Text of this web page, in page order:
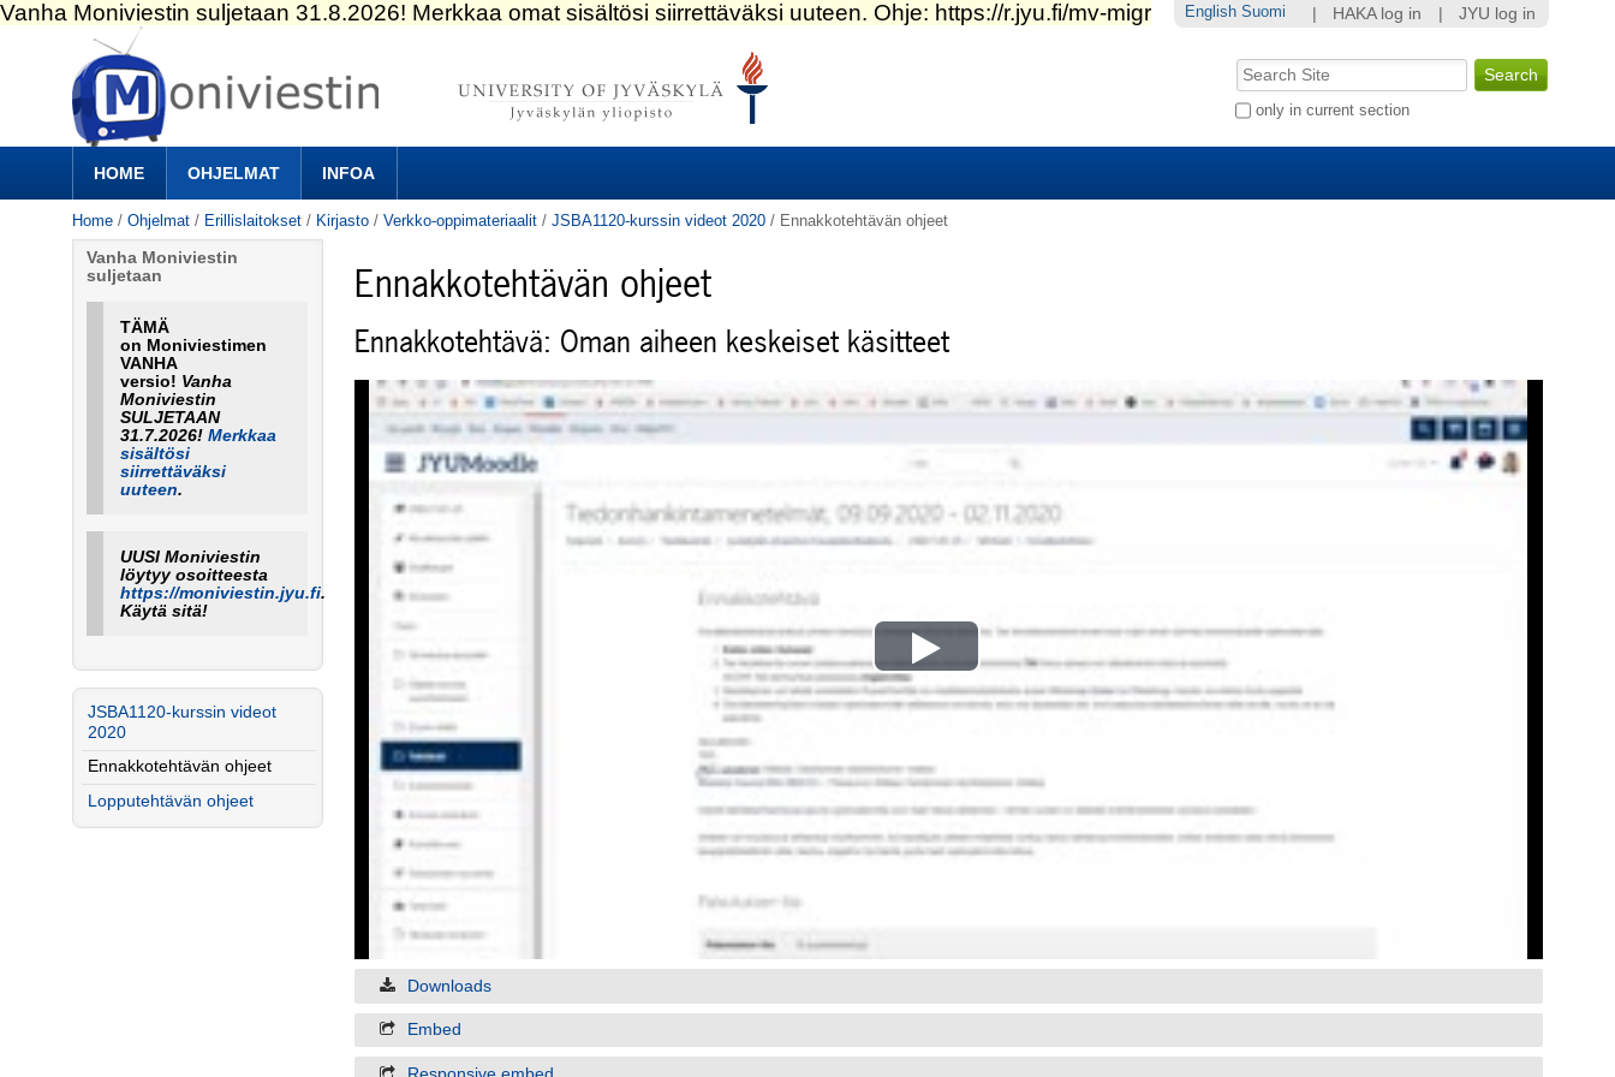
Skip
content.
|
Skip
to
navigation
HOME OHJELMAT INFOA
Search Site
only in current section
Advanced
Home /Ohjelmat / Erillislaitokset / Kirjasto /Verkko-oppimateriaalit /JSBA1120-kurssin videot 2020 / Ennakkotehtävän ohjeet
Ennakkotehtävän ohjeet
Ennakkotehtävä: Oman aiheen keskeiset käsitteet
Play
Downloads
Embed
Vanha Moniviestin
suljetaan
TÄMÄ
on Moniviestimen
VANHA
versio! Vanha
Moniviestin
SULJETAAN
31.7.2026! Merkkaa
sisältösi
siirrettäväksi
uuteen.
UUSI Moniviestin
löytyy osoitteesta
https://moniviestin.jyu.fi.
Käytä sitä!
JSBA1120-kurssin videot
2020
Ennakkotehtävän ohjeet
Lopputehtävän ohjeet
HAKA log in JYU log in
English Suomi